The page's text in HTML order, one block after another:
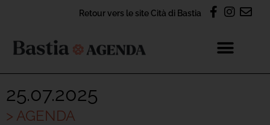
Retour vers le site Cità di Bastia
25.07.2025
> AGENDA